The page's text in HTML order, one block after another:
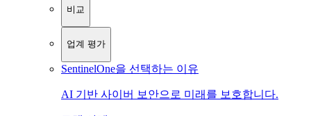
비교
업계 평가
SentinelOne을 선택하는 이유
AI 기반 사이버 보안으로 미래를 보호합니다.